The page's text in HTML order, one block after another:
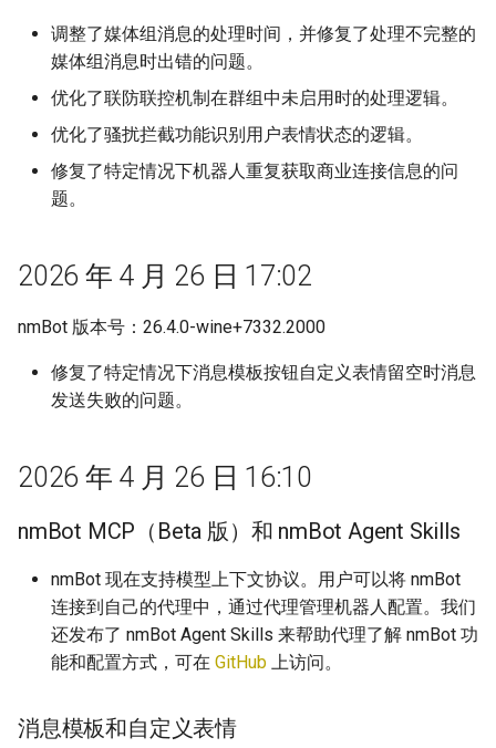
调整了媒体组消息的处理时间，并修复了处理不完整的
媒体组消息时出错的问题。
优化了联防联控机制在群组中未启用时的处理逻辑。
优化了骚扰拦截功能识别用户表情状态的逻辑。
修复了特定情况下机器人重复获取商业连接信息的问
题。
2026 年 4 月 26 日 17:02
nmBot 版本号：26.4.0-wine+7332.2000
修复了特定情况下消息模板按钮自定义表情留空时消息
发送失败的问题。
2026 年 4 月 26 日 16:10
nmBot MCP（Beta 版）和 nmBot Agent Skills
nmBot 现在支持模型上下文协议。用户可以将 nmBot
连接到自己的代理中，通过代理管理机器人配置。我们
还发布了 nmBot Agent Skills 来帮助代理了解 nmBot 功
能和配置方式，可在 GitHub 上访问。
消息模板和自定义表情